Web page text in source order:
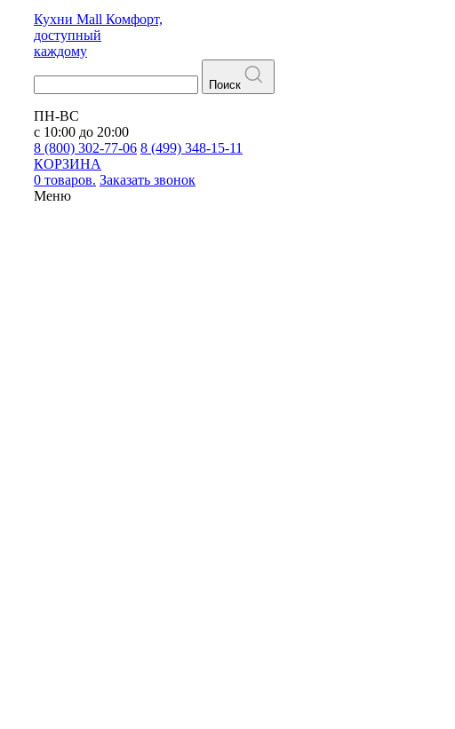
Кухни Mall Комфорт,
доступный
каждому
Поиск
ПН-ВС
с 10:00 до 20:00
8 (800) 302-77-06 8 (499) 348-15-11
КОРЗИНА
0 товаров. Заказать звонок
Меню